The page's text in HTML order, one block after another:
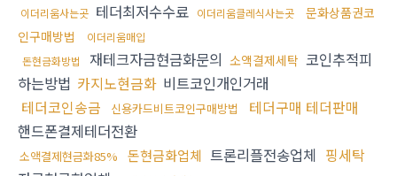
이더리움사는곳 테더최저수수료 이더리움클레식사는곳
문화상품권코
인구매방법
이더리움매입
돈현금화방법
재테크자금현금화문의 소액결제세탁 코인추적피
하는방법 카지노현금화 비트코인개인거래
테더코인송금
신용카드비트코인구매방법
테더구매 테더판매
핸드폰결제테더전환
소액결제현금화85% 돈현금화업체 트론리플전송업체 핑세탁